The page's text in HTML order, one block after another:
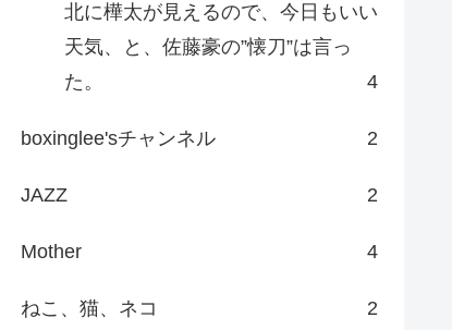
北に樺太が見えるので、今日もいい
天気、と、佐藤豪の”懐刀”は言っ
た。
4
boxinglee'sチャンネル 2
JAZZ 2
Mother 4
ねこ、猫、ネコ 2